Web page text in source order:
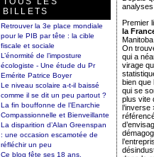
Premier
la
On
qui a
virage
bien que
qui se
plus vite
BILLETS
Retrouver la 3e place mondiale
pour le PIB par tête : la cible
fiscale et sociale
L’énormité de l’imposture
écologiste - Une étude du Pr
Emérite Patrice Boyer
Le niveau scolaire a-t-il baissé
comme il se dit un peu partout ?
La fin bouffonne de l’Enarchie
Compassionnelle et Bienveillante
La disparition d’Alan Greenspan
: une occasion escamotée de
réfléchir un peu
Ce blog fête ses 18 ans.